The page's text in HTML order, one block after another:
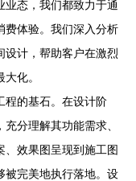
业态，我们都致力于通
费体验。我们深入分析
设计，帮助客户在激烈
化。
程的基石。在设计阶
分理解其功能需求、
、效果图呈现到施工图
被完美地执行落地。设